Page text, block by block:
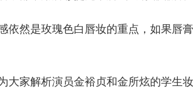
依然是玫瑰色白唇妆的重点，如果唇
大家解析演员金裕贞和金所炫的学生妆